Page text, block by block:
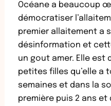
Océane a beaucoup
démocratiser
premier allaitement a
désinformation et
un gout amer. Elle est
petites filles qu’elle a
semaines et dans la
première puis 2 ans